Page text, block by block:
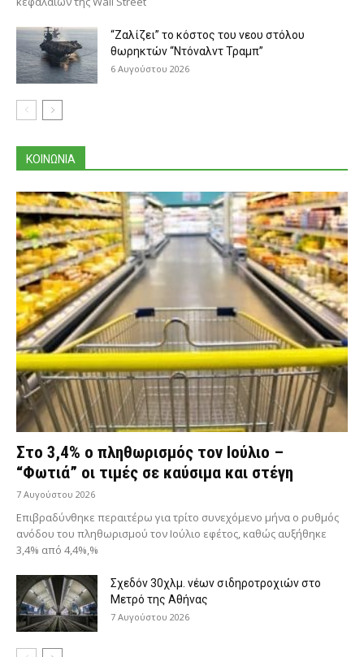
“Ζαλίζει” το κόστος του νεου στόλου
θωρηκτών “Ντόναλντ Τραμπ”
6 Αυγούστου 2026
ΚΟΙΝΩΝΙΑ
Στο 3,4% ο πληθωρισμός τον Ιούλιο –
“Φωτιά” οι τιμές σε καύσιμα και στέγη
7 Αυγούστου 2026
Επιβραδύνθηκε περαιτέρω για τρίτο συνεχόμενο μήνα ο ρυθμός
ανόδου του πληθωρισμού τον Ιούλιο εφέτος, καθώς αυξήθηκε
3,4% από 4,4%,%
Σχεδόν 30χλμ. νέων σιδηροτροχιών στο
Μετρό της Αθήνας
7 Αυγούστου 2026